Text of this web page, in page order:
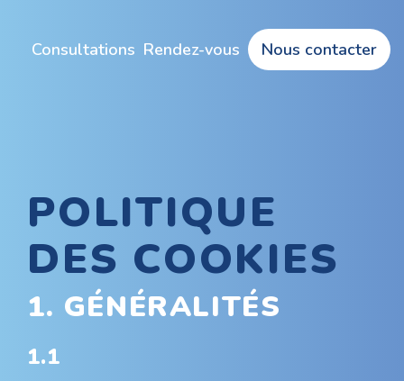
Consultations Rendez-vous Nous contacter
POLITIQUE
DES COOKIES
1. GÉNÉRALITÉS
1.1